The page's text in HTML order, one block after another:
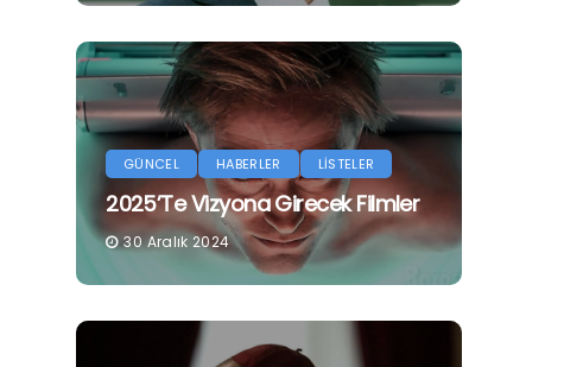
GÜNCEL HABERLER LİSTELER
2025’te Vizyona Girecek Filmler
30 Aralık 2024